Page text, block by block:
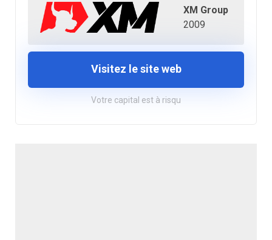
XM Group
2009
Visitez le site web
Votre capital est à risqu